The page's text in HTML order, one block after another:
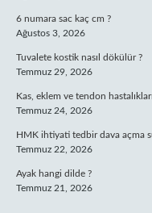
6 numara sac kaç cm ?
Ağustos 3, 2026
Tuvalete kostik nasıl dökülür ?
Temmuz 29, 2026
Kas, eklem ve tendon
Temmuz 24, 2026
HMK ihtiyati tedbir dava açma
Temmuz 22, 2026
Ayak hangi dilde ?
Temmuz 21, 2026